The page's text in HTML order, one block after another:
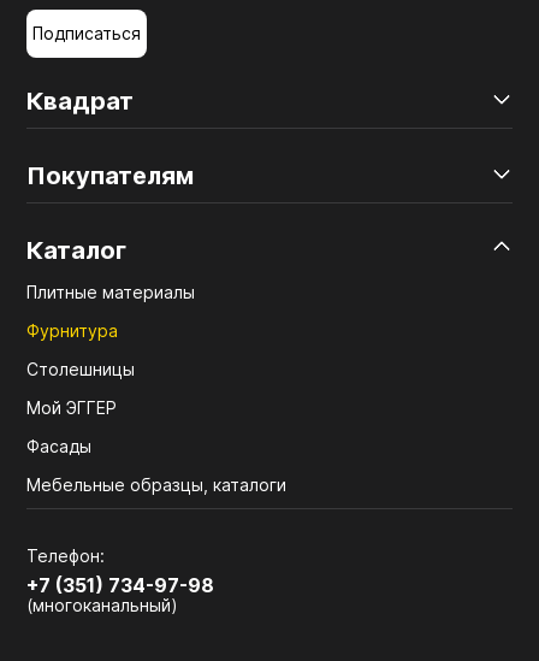
Квадрат
Покупателям
Каталог
Плитные материалы
Фурнитура
Столешницы
Мой ЭГГЕР
Фасады
Мебельные образцы, каталоги
Телефон:
+7 (351) 734-97-98
(многоканальный)
Подписаться